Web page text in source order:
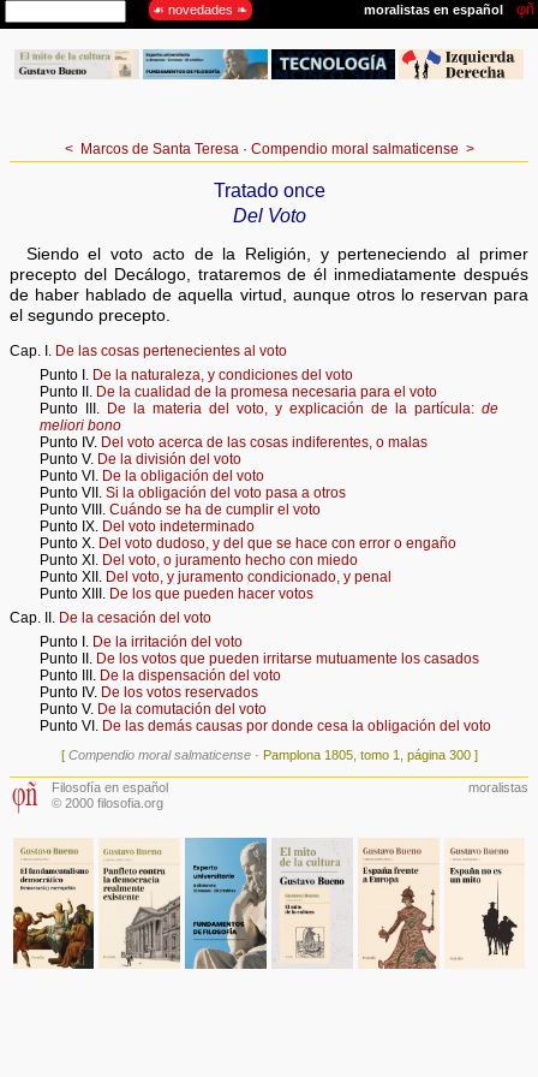
< Marcos de Santa Teresa · Compendio moral salmaticense >
Tratado once
Del Voto
Siendo el voto acto de la Religión, y perteneciendo al primer
precepto del Decálogo, trataremos de él inmediatamente después
de haber hablado de aquella virtud, aunque otros lo reservan para
el segundo precepto.
Cap. I. De las cosas pertenecientes al voto
Punto I. De la naturaleza, y condiciones del voto
Punto II. De la cualidad de la promesa necesaria para el voto
Punto III. De la materia del voto, y explicación de la partícula:de
meliori bono
Punto IV. Del voto acerca de las cosas indiferentes, o malas
Punto V. De la división del voto
Punto VI. De la obligación del voto
Punto VII. Si la obligación del voto pasa a otros
Punto VIII. Cuándo se ha de cumplir el voto
Punto IX. Del voto indeterminado
Punto X. Del voto dudoso, y del que se hace con error o engaño
Punto XI. Del voto, o juramento hecho con miedo
Punto XII. Del voto, y juramento condicionado, y penal
Punto XIII. De los que pueden hacer votos
Cap. II. De la cesación del voto
Punto I. De la irritación del voto
Punto II. De los votos que pueden irritarse mutuamente los casados
Punto III. De la dispensación del voto
Punto IV. De los votos reservados
Punto V. De la comutación del voto
Punto VI. De las demás causas por donde cesa la obligación del voto
[ Compendio moral salmaticense· Pamplona 1805, tomo 1, página 300 ]
Filosofía en español
© 2000 filosofia.org
moralistas